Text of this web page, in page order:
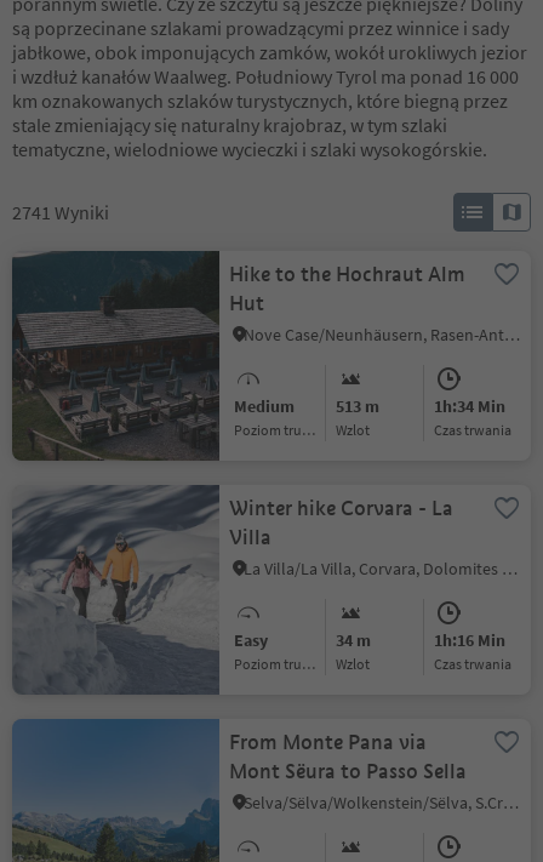
są poprzecinane szlakami prowadzącymi przez winnice i sady
jabłkowe, obok imponujących zamków, wokół urokliwych jezior
i wzdłuż kanałów Waalweg. Południowy Tyrol ma ponad 16 000
km oznakowanych szlaków turystycznych, które biegną przez
stale zmieniający się naturalny krajobraz, w tym szlaki
tematyczne, wielodniowe wycieczki i szlaki wysokogórskie.
2741 Wyniki
Hike to the Hochraut Alm
Hut
Nove Case/Neunhäusern, Rasen-Antholz/Rasun Anterselva, Dolomites Region Kronplatz/Plan de Corones
Medium
Poziom trudności
513 m
Wzlot
1h:34 Min
czas trwania
Winter hike Corvara - La
Villa
La Villa/La Villa, Corvara, Dolomites Region Alta Badia
Easy
Poziom trudności
34 m
Wzlot
1h:16 Min
czas trwania
From Monte Pana via
Mont Sëura to Passo Sella
Selva/Sëlva/Wolkenstein/Sëlva, S.Crestina Gherdëina/Santa Cristina Val Gardana, Dolomites Region Val Gardena